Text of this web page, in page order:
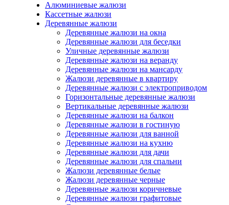
Алюминиевые жалюзи
Кассетные жалюзи
Деревянные жалюзи
Деревянные жалюзи на окна
Деревянные жалюзи для беседки
Уличные деревянные жалюзи
Деревянные жалюзи на веранду
Деревянные жалюзи на мансарду
Жалюзи деревянные в квартиру
Деревянные жалюзи с электроприводом
Горизонтальные деревянные жалюзи
Вертикальные деревянные жалюзи
Деревянные жалюзи на балкон
Деревянные жалюзи в гостиную
Деревянные жалюзи для ванной
Деревянные жалюзи на кухню
Деревянные жалюзи для дачи
Деревянные жалюзи для спальни
Жалюзи деревянные белые
Жалюзи деревянные черные
Деревянные жалюзи коричневые
Деревянные жалюзи графитовые